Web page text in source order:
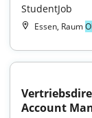
StudentJob
Essen, Raum
Account